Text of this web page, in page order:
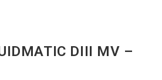
DIII MV –